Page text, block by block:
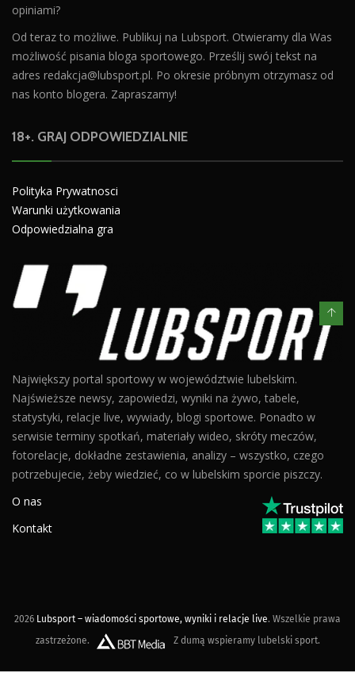
opiniami?
Od teraz to możliwe. Publikuj na Lubsport. Otwieramy dla Was
możliwość pisania bloga sportowego. Prześlij swój tekst na
adres redakcja@lubsport.pl. Po okresie próbnym otrzymasz od
nas konto blogera. Zapraszamy!
18+. GRAJ ODPOWIEDZIALNIE
Polityka Prywatnosci
Warunki użytkowania
Odpowiedzialna gra
Największy portal sportowy w województwie lubelskim.
Najświeższe newsy, zapowiedzi, wyniki na żywo, tabele,
statystyki, relacje live, wywiady, blogi sportowe. Ponadto w
serwisie terminy spotkań, materiały wideo, skróty meczów,
fotorelacje, dokładne zestawienia, analizy – wszystko, czego
potrzebujecie, żeby wiedzieć, co w lubelskim sporcie piszczy.
O nas
Kontakt
2026 Lubsport – wiadomości sportowe, wyniki i relacje live. Wszelkie prawa
zastrzeżone.
Z dumą wspieramy lubelski sport.